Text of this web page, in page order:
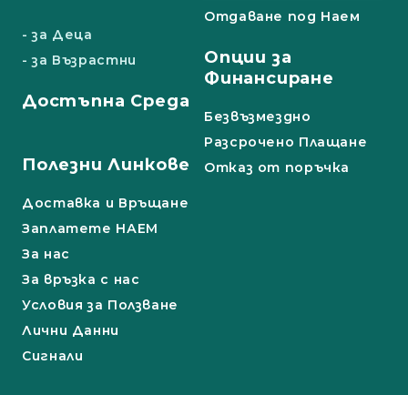
- за Деца
- за Възрастни
Достъпна Среда
Отдаване под Наем
Опции за
Финансиране
Безвъзмездно
Разсрочено Плащане
Полезни Линкове
Доставка и Връщане
Заплатете НАЕМ
За нас
За връзка с нас
Условия за Ползване
Лични Данни
Сигнали
Отказ от поръчка